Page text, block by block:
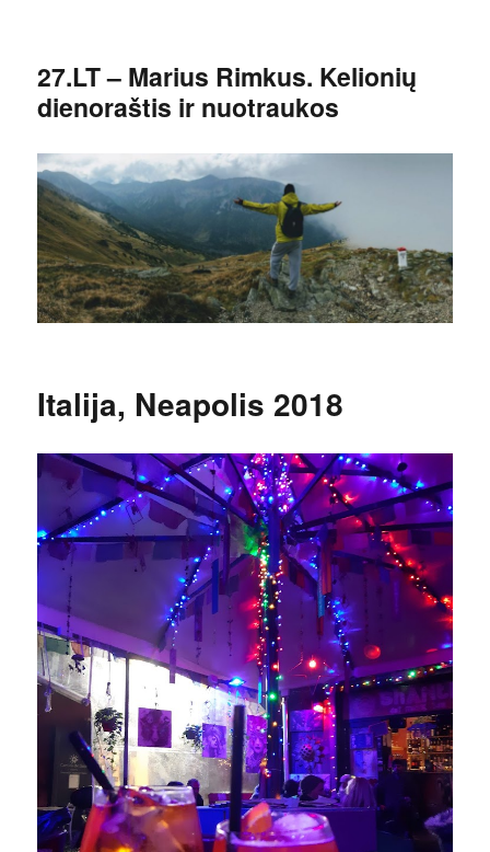
27.LT – Marius Rimkus. Kelionių
dienoraštis ir nuotraukos
Italija, Neapolis 2018